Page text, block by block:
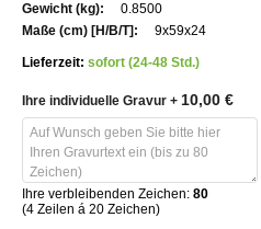
Informationen
0.8500
9x59x24
Lieferzeit: sofort (24-48 Std.)
Ihre individuelle Gravur + 10,00 €
Ihre verbleibenden Zeichen: 80
(4 Zeilen á 20 Zeichen)